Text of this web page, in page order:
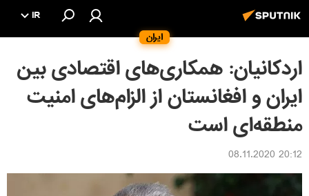
ایران
IR
اردکانیان: همکاری‌های اقتصادی بین
ایران و افغانستان از الزام‌های امنیت
منطقه‌ای است
20:12 08.11.2020